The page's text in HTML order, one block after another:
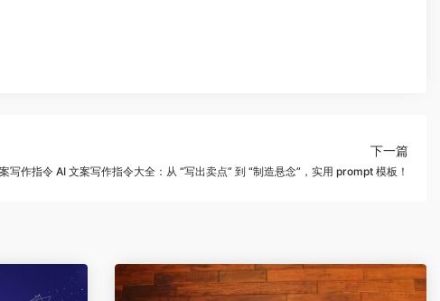
下一篇
写作指令 AI 文案写作指令大全：从 “写出卖点” 到 “制造悬念”，实用 prompt 模板！